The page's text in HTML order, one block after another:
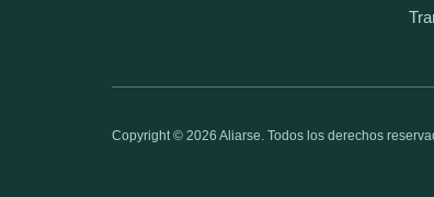
Copyright © 2026 Aliarse. Todos los derechos